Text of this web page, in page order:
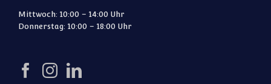
Mittwoch: 10:00 – 14:00 Uhr
Donnerstag: 10:00 – 18:00 Uhr